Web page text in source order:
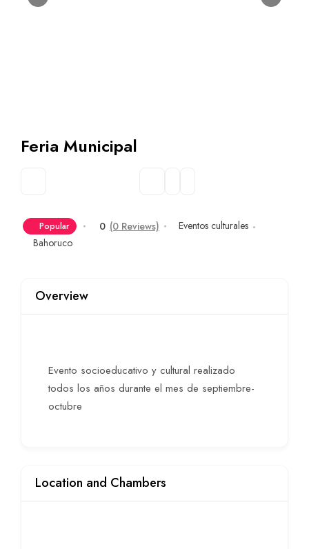
Feria Municipal
Popular 0 (0 Reviews)
Eventos culturales
Bahoruco
Overview
Evento socioeducativo y cultural realizado
todos los años durante el mes de septiembre-
octubre
Location and Chambers